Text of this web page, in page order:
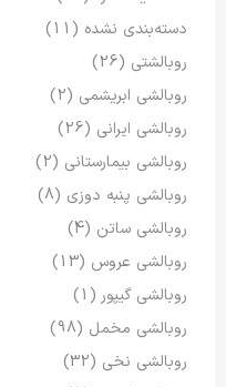
دسته‌بندی نشده (11)
روبالشتی (26)
روبالشی ابریشمی (2)
روبالشی ایرانی (26)
روبالشی بیمارستانی (2)
روبالشی پنبه دوزی (8)
روبالشی ساتن (4)
روبالشی عروس (13)
روبالشی گیپور (1)
روبالشی مخمل (98)
روبالشی نخی (32)